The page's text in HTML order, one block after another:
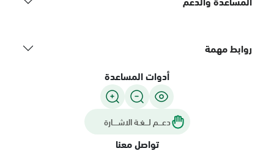
روابط مهمة
أدوات المساعدة
دعـــم لـــغـة الاشــــارة
تواصل معنا